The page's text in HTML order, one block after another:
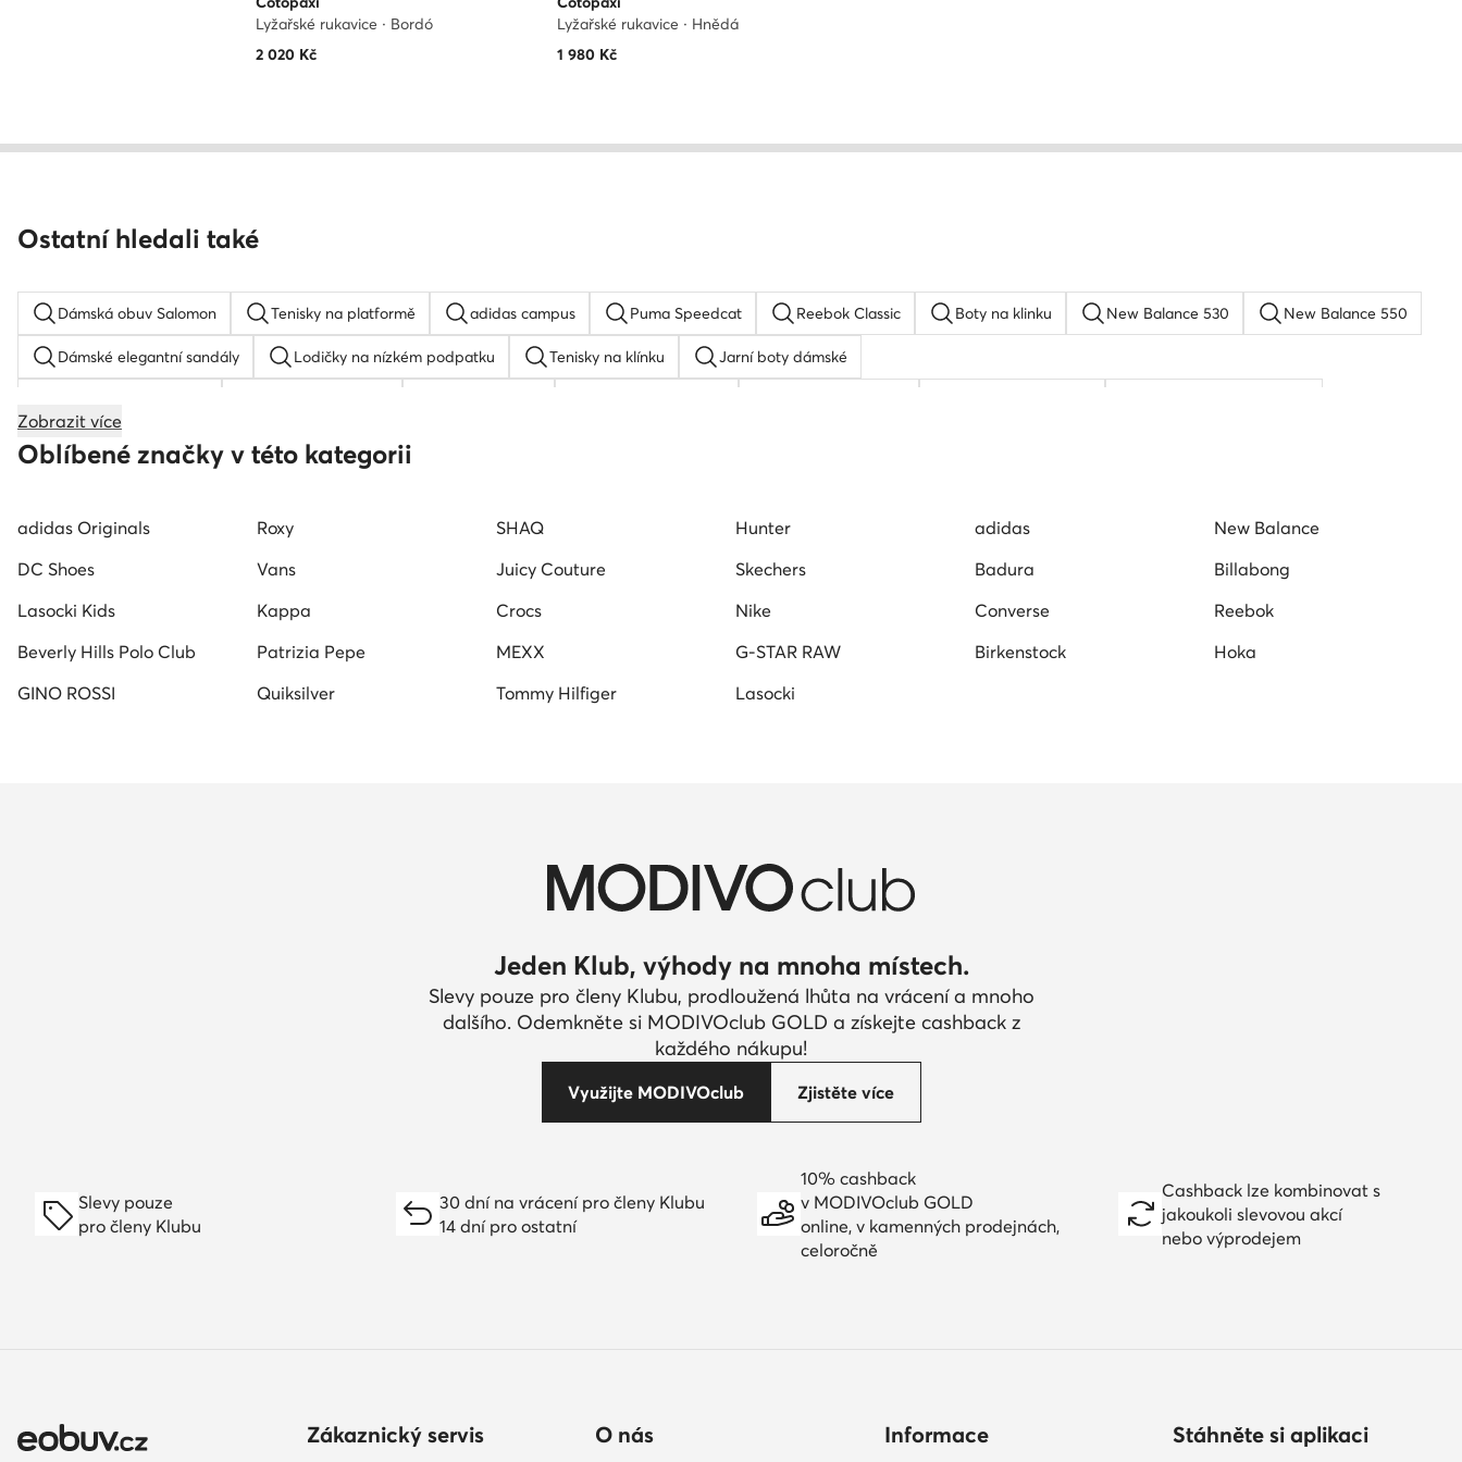
Lyžařské rukavice · Bordó
2 020Kč
Lyžařské rukavice · Hnědá
1 980Kč
Ostatní hledali také
Dámská obuv Salomon Tenisky na platformě adidas campus Puma Speedcat Reebok Classic Boty na klinku New Balance 530 New Balance 550
Dámské elegantní sandály Lodičky na nízkém podpatku Tenisky na klínku Jarní boty dámské
Dětské tenisky Reebok Club C 85 Boty k obleku
Zobrazit více
Oblíbené značky v této kategorii
adidas Originals Roxy SHAQ Hunter adidas
New Balance
DC Shoes
Vans Juicy Couture Skechers Badura
Billabong
Lasocki Kids
Kappa Crocs Nike Converse
Reebok
Beverly Hills Polo Club
Patrizia Pepe MEXX G-STAR RAW Birkenstock
Hoka
GINO ROSSI
Quiksilver Tommy Hilfiger Lasocki
Jeden Klub, výhody na mnoha místech.
Slevy pouze pro členy Klubu, prodloužená lhůta na vrácení a mnoho
dalšího. Odemkněte si MODIVOclub GOLD a získejte cashback z
každého nákupu!
Využijte MODIVOclub Zjistěte více
Slevy pouze
pro členy Klubu
30 dní na vrácení pro členy Klubu
14 dní pro ostatní
10% cashback
v MODIVOclub GOLD
online, v kamenných prodejnách,
celoročně
Cashback lze kombinovat s
jakoukoli slevovou akcí
nebo výprodejem
Zákaznický servis O nás Informace Stáhněte si aplikaci